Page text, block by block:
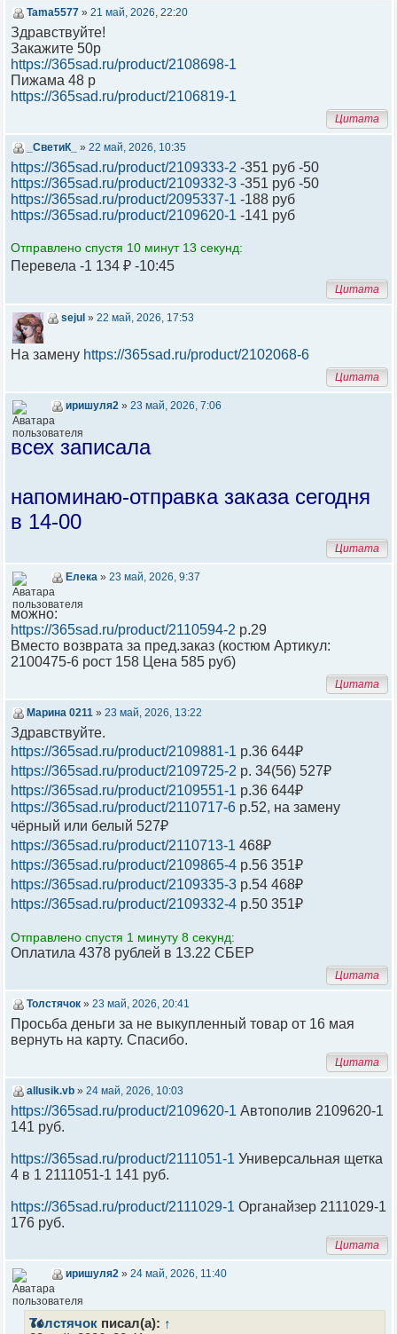
Tama5577 » 21 май, 2026, 22:20
Здравствуйте!
Закажите 50р
https://365sad.ru/product/2108698-1
Пижама 48 р
https://365sad.ru/product/2106819-1
Цитата
_СветиК_ » 22 май, 2026, 10:35
https://365sad.ru/product/2109333-2 -351 руб -50
https://365sad.ru/product/2109332-3 -351 руб -50
https://365sad.ru/product/2095337-1 -188 руб
https://365sad.ru/product/2109620-1 -141 руб
Отправлено спустя 10 минут 13 секунд:
Перевела -1 134 ₽ -10:45
Цитата
sejul » 22 май, 2026, 17:53
На замену https://365sad.ru/product/2102068-6
Цитата
иришуля2 » 23 май, 2026, 7:06
всех записала
напоминаю-отправка заказа сегодня
в 14-00
Цитата
Елека » 23 май, 2026, 9:37
можно:
https://365sad.ru/product/2110594-2 р.29
Вместо возврата за пред.заказ (костюм Артикул:
2100475-6 рост 158 Цена 585 руб)
Цитата
Марина 0211 » 23 май, 2026, 13:22
Здравствуйте.
https://365sad.ru/product/2109881-1 р.36 644₽
https://365sad.ru/product/2109725-2 р. 34(56) 527₽
https://365sad.ru/product/2109551-1 р.36 644₽
https://365sad.ru/product/2110717-6 р.52, на замену
чёрный или белый 527₽
https://365sad.ru/product/2110713-1 468₽
https://365sad.ru/product/2109865-4 р.56 351₽
https://365sad.ru/product/2109335-3 р.54 468₽
https://365sad.ru/product/2109332-4 р.50 351₽
Отправлено спустя 1 минуту 8 секунд:
Оплатила 4378 рублей в 13.22 СБЕР
Цитата
Толстячок » 23 май, 2026, 20:41
Просьба деньги за не выкупленный товар от 16 мая
вернуть на карту. Спасибо.
Цитата
allusik.vb » 24 май, 2026, 10:03
https://365sad.ru/product/2109620-1 Автополив 2109620-1
141 руб.
https://365sad.ru/product/2111051-1 Универсальная щетка
4 в 1 2111051-1 141 руб.
https://365sad.ru/product/2111029-1 Органайзер 2111029-1
176 руб.
Цитата
иришуля2 » 24 май, 2026, 11:40
Толстячок писал(а): ↑